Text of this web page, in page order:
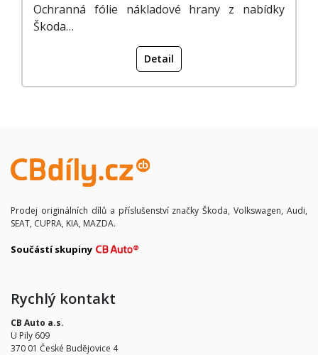
Ochranná fólie nákladové hrany z nabídky
Škoda…
Detail
Prodej originálních dílů a příslušenství značky Škoda, Volkswagen, Audi,
SEAT, CUPRA, KIA, MAZDA.
Součástí skupiny
Rychlý kontakt
CB Auto a.s.
U Pily 609
370 01 České Budějovice 4